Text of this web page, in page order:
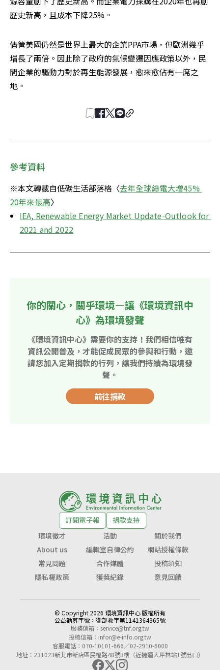
歷史新高，且成本下降25%。
儘管美國仍然是世界上最大的企業PPA市場，但歐洲幾乎
增長了兩倍。因此除了政府的氣候變遷因應政策以外，民
間企業的驅動力對於再生能源發展，愈來愈佔有一席之
地。
參考資料
※本文轉載自低碳生活部落格〈去年全球綠電大增45%
20年來最高〉
IEA, Renewable Energy Market Update-Outlook for
2021 and 2022
你的關心，關乎環境—讓《環境資訊中
心》為環境發聲
《環境資訊中心》需要你的支持！我們相信唯有
資訊公開普及，才能促成民眾的參與和行動，邀
請您加入定期捐款的行列，讓我們持續為環境發
聲。
前往捐款
訂閱電子報
捐款支持
環境徵才
活動
關於我們
About us
編輯室自律公約
網站授權條款
常見問題
合作媒體
投稿須知
隱私權政策
獲獎紀錄 意見回饋
© Copyright 2026 環境資訊中心 版權所有
公益勸募字號： 衛部救字第1141364365號
服務信箱： service@tnf.org.tw
投稿信箱： infor@e-info.org.tw
客服電話：070-10101-666／02-2910-6000
地址：231023新北市新店區民權路48號3樓（近捷運大坪林站1號出口）